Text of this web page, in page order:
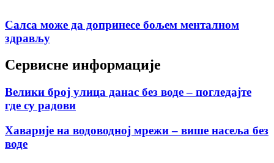
Салса може да допринесе бољем менталном
здрављу
Сервисне информације
Велики број улица данас без воде – погледајте
где су радови
Хаварије на водоводној мрежи – више насеља без
воде